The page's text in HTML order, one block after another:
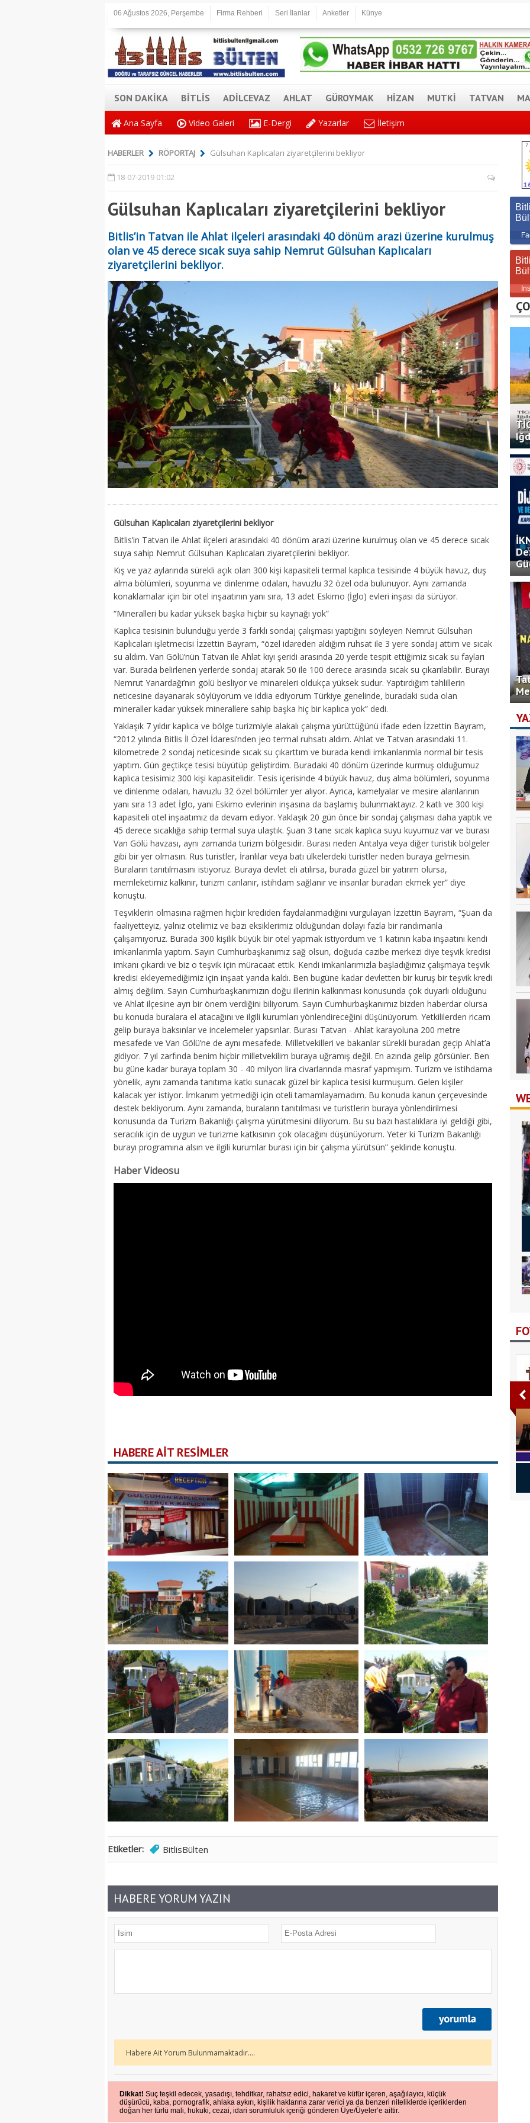
06 Ağustos 2026, Perşembe Firma Rehberi Seri İlanlar Anketler Künye
SON DAKİKA BİTLİS ADİLCEVAZ AHLAT GÜROYMAK HİZAN MUTKİ TATVAN
Ana Sayfa Video Galeri E-Dergi Yazarlar İletişim
HABERLER RÖPORTAJ Gülsuhan Kaplıcaları ziyaretçilerini bekliyor
18-07-2019 01:02
Gülsuhan Kaplıcaları ziyaretçilerini bekliyor
Bitlis’in Tatvan ile Ahlat ilçeleri arasındaki 40 dönüm arazi üzerine kurulmuş
olan ve 45 derece sıcak suya sahip Nemrut Gülsuhan Kaplıcaları
ziyaretçilerini bekliyor.
Gülsuhan Kaplıcaları ziyaretçilerini bekliyor
Bitlis’in Tatvan ile Ahlat ilçeleri arasındaki 40 dönüm arazi üzerine kurulmuş olan ve 45 derece sıcak
suya sahip Nemrut Gülsuhan Kaplıcaları ziyaretçilerini bekliyor.
Kış ve yaz aylarında sürekli açık olan 300 kişi kapasiteli termal kaplıca tesisinde 4 büyük havuz, duş
alma bölümleri, soyunma ve dinlenme odaları, havuzlu 32 özel oda bulunuyor. Aynı zamanda
konaklamalar için bir otel inşaatının yanı sıra, 13 adet Eskimo (İglo) evleri inşası da sürüyor.
“Mineralleri bu kadar yüksek başka hiçbir su kaynağı yok”
Kaplıca tesisinin bulunduğu yerde 3 farklı sondaj çalışması yaptığını söyleyen Nemrut Gülsuhan
Kaplıcaları işletmecisi İzzettin Bayram, “özel idareden aldığım ruhsat ile 3 yere sondaj attım ve sıcak
su aldım. Van Gölü’nün Tatvan ile Ahlat kıyı şeridi arasında 20 yerde tespit ettiğimiz sıcak su fayları
var. Burada belirlenen yerlerde sondaj atarak 50 ile 100 derece arasında sıcak su çıkarılabilir. Burayı
Nemrut Yanardağı’nın gölü besliyor ve minareleri oldukça yüksek sudur. Yaptırdığım tahlillerin
neticesine dayanarak söylüyorum ve iddia ediyorum Türkiye genelinde, buradaki suda olan
mineraller kadar yüksek minerallere sahip başka hiç bir kaplıca yok” dedi.
Yaklaşık 7 yıldır kaplıca ve bölge turizmiyle alakalı çalışma yürüttüğünü ifade eden İzzettin Bayram,
“2012 yılında Bitlis İl Özel İdaresi’nden jeo termal ruhsatı aldım. Ahlat ve Tatvan arasındaki 11.
kilometrede 2 sondaj neticesinde sıcak su çıkarttım ve burada kendi imkanlarımla normal bir tesis
yaptım. Gün geçtikçe tesisi büyütüp geliştirdim. Buradaki 40 dönüm üzerinde kurmuş olduğumuz
kaplıca tesisimiz 300 kişi kapasitelidir. Tesis içerisinde 4 büyük havuz, duş alma bölümleri, soyunma
ve dinlenme odaları, havuzlu 32 özel bölümler yer alıyor. Ayrıca, kamelyalar ve mesire alanlarının
yanı sıra 13 adet İglo, yani Eskimo evlerinin inşasına da başlamış bulunmaktayız. 2 katlı ve 300 kişi
kapasiteli otel inşaatımız da devam ediyor. Yaklaşık 20 gün önce bir sondaj çalışması daha yaptık ve
45 derece sıcaklığa sahip termal suya ulaştık. Şuan 3 tane sıcak kaplıca suyu kuyumuz var ve burası
Van Gölü havzası, aynı zamanda turizm bölgesidir. Burası neden Antalya veya diğer turistik bölgeler
gibi bir yer olmasın. Rus turistler, İranlılar veya batı ülkelerdeki turistler neden buraya gelmesin.
Buraların tanıtılmasını istiyoruz. Buraya devlet eli atılırsa, burada güzel bir yatırım olursa,
memleketimiz kalkınır, turizm canlanır, istihdam sağlanır ve insanlar buradan ekmek yer” diye
konuştu.
Teşviklerin olmasına rağmen hiçbir krediden faydalanmadığını vurgulayan İzzettin Bayram, “Şuan da
faaliyetteyiz, yalnız otelimiz ve bazı eksiklerimiz olduğundan dolayı fazla bir randımanla
çalışamıyoruz. Burada 300 kişilik büyük bir otel yapmak istiyordum ve 1 katının kaba inşaatını kendi
imkanlarımla yaptım. Sayın Cumhurbaşkanımız sağ olsun, doğuda cazibe merkezi diye teşvik kredisi
imkanı çıkardı ve biz o teşvik için müracaat ettik. Kendi imkanlarımızla başladığımız çalışmaya teşvik
kredisi ekleyemediğimiz için inşaat yarıda kaldı. Ben bugüne kadar devletten bir kuruş bir teşvik kredi
almış değilim. Sayın Cumhurbaşkanımızın doğu illerinin kalkınması konusunda çok duyarlı olduğunu
ve Ahlat ilçesine ayrı bir önem verdiğini biliyorum. Sayın Cumhurbaşkanımız bizden haberdar olursa
bu konuda buralara el atacağını ve ilgili kurumları yönlendireceğini düşünüyorum. Yetkililerden ricam
gelip buraya baksınlar ve incelemeler yapsınlar. Burası Tatvan - Ahlat karayoluna 200 metre
mesafede ve Van Gölü’ne de aynı mesafede. Milletvekilleri ve bakanlar sürekli buradan geçip Ahlat’a
gidiyor. 7 yıl zarfında benim hiçbir milletvekilim buraya uğramış değil. En azında gelip görsünler. Ben
bu güne kadar buraya toplam 30 - 40 milyon lira civarlarında masraf yapmışım. Turizm ve istihdama
yönelik, aynı zamanda tanıtıma katkı sunacak güzel bir kaplıca tesisi kurmuşum. Gelen kişiler
kalacak yer istiyor. İmkanım yetmediği için oteli tamamlayamadım. Bu konuda kanun çerçevesinde
destek bekliyorum. Aynı zamanda, buraların tanıtılması ve turistlerin buraya yönlendirilmesi
konusunda da Turizm Bakanlığı çalışma yürütmesini diliyorum. Bu su bazı hastalıklara iyi geldiği gibi,
seracılık için de uygun ve turizme katkısının çok olacağını düşünüyorum. Yeter ki Turizm Bakanlığı
burayı programına alsın ve ilgili kurumlar burası için bir çalışma yürütsün” şeklinde konuştu.
Haber Videosu
HABERE AİT RESİMLER
Etiketler: BitlisBülten
HABERE YORUM YAZIN
Habere Ait Yorum Bulunmamaktadır....
Dikkat! Suç teşkil edecek, yasadışı, tehditkar, rahatsız edici, hakaret ve küfür içeren, aşağılayıcı, küçük
düşürücü, kaba, pornografik, ahlaka aykırı, kişilik haklarına zarar verici ya da benzeri niteliklerde içeriklerden
doğan her türlü mali, hukuki, cezai, idari sorumluluk içeriği gönderen Üye/Üyeler’e aittir.
Bitlis Bülten 3. Sayı Bitlis Bülten 2. Sayı